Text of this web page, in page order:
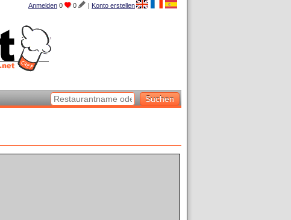
Anmelden 0 0 | Konto erstellen